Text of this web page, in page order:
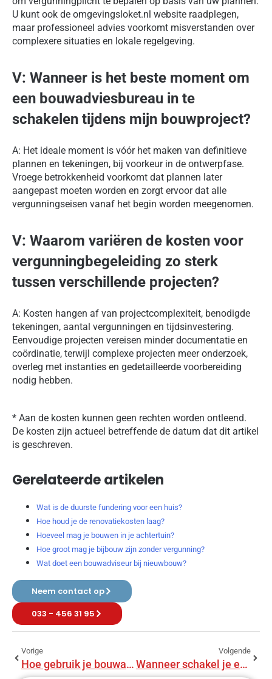
U kunt ook de omgevingsloket.nl website raadplegen,
maar professioneel advies voorkomt misverstanden over
complexere situaties en lokale regelgeving.
V: Wanneer is het beste moment om
een bouwadviesbureau in te
schakelen tijdens mijn bouwproject?
A: Het ideale moment is vóór het maken van definitieve
plannen en tekeningen, bij voorkeur in de ontwerpfase.
Vroege betrokkenheid voorkomt dat plannen later
aangepast moeten worden en zorgt ervoor dat alle
vergunningseisen vanaf het begin worden meegenomen.
V: Waarom variëren de kosten voor
vergunningbegeleiding zo sterk
tussen verschillende projecten?
A: Kosten hangen af van projectcomplexiteit, benodigde
tekeningen, aantal vergunningen en tijdsinvestering.
Eenvoudige projecten vereisen minder documentatie en
coördinatie, terwijl complexe projecten meer onderzoek,
overleg met instanties en gedetailleerde voorbereiding
nodig hebben.
* Aan de kosten kunnen geen rechten worden ontleend.
De kosten zijn actueel betreffende de datum dat dit artikel
is geschreven.
Gerelateerde artikelen
Wat is de duurste fundering voor een huis?
Hoe houd je de renovatiekosten laag?
Hoeveel mag je bouwen in je achtertuin?
Hoe groot mag je bijbouw zijn zonder vergunning?
Wat doet een bouwadviseur bij nieuwbouw?
Neem contact op
033 - 456 31 95
Vorige
Hoe gebruik je bouwadvies?
Volgende
Wanneer schakel je een bouwadviseur in?